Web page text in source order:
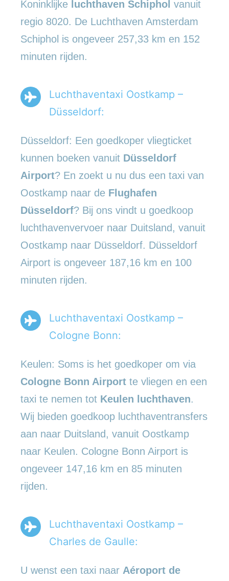
Koninklijke luchthaven Schiphol vanuit
regio 8020. De Luchthaven Amsterdam
Schiphol is ongeveer 257,33 km en 152
minuten rijden.
Luchthaventaxi Oostkamp –
Düsseldorf:
Düsseldorf: Een goedkoper vliegticket
kunnen boeken vanuit Düsseldorf
Airport? En zoekt u nu dus een taxi van
Oostkamp naar de Flughafen
Düsseldorf? Bij ons vindt u goedkoop
luchthavenvervoer naar Duitsland, vanuit
Oostkamp naar Düsseldorf. Düsseldorf
Airport is ongeveer 187,16 km en 100
minuten rijden.
Luchthaventaxi Oostkamp –
Cologne Bonn:
Keulen: Soms is het goedkoper om via
Cologne Bonn Airport te vliegen en een
taxi te nemen tot Keulen luchthaven.
Wij bieden goedkoop luchthaventransfers
aan naar Duitsland, vanuit Oostkamp
naar Keulen. Cologne Bonn Airport is
ongeveer 147,16 km en 85 minuten
rijden.
Luchthaventaxi Oostkamp –
Charles de Gaulle:
U wenst een taxi naar Aéroport de